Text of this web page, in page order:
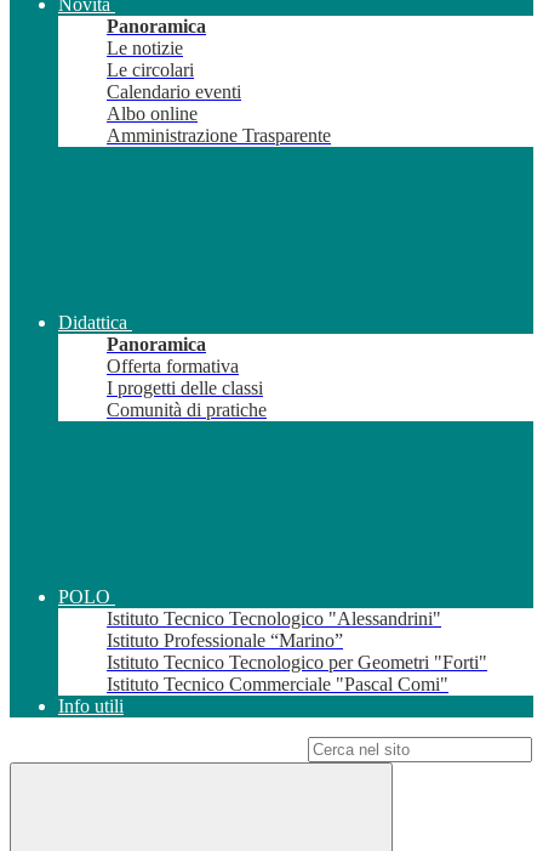
Novità
Panoramica
Le notizie
Le circolari
Calendario eventi
Albo online
Amministrazione Trasparente
Didattica
Panoramica
Offerta formativa
I progetti delle classi
Comunità di pratiche
POLO
Istituto Tecnico Tecnologico "Alessandrini"
Istituto Professionale “Marino”
Istituto Tecnico Tecnologico per Geometri "Forti"
Istituto Tecnico Commerciale "Pascal Comi"
Info utili